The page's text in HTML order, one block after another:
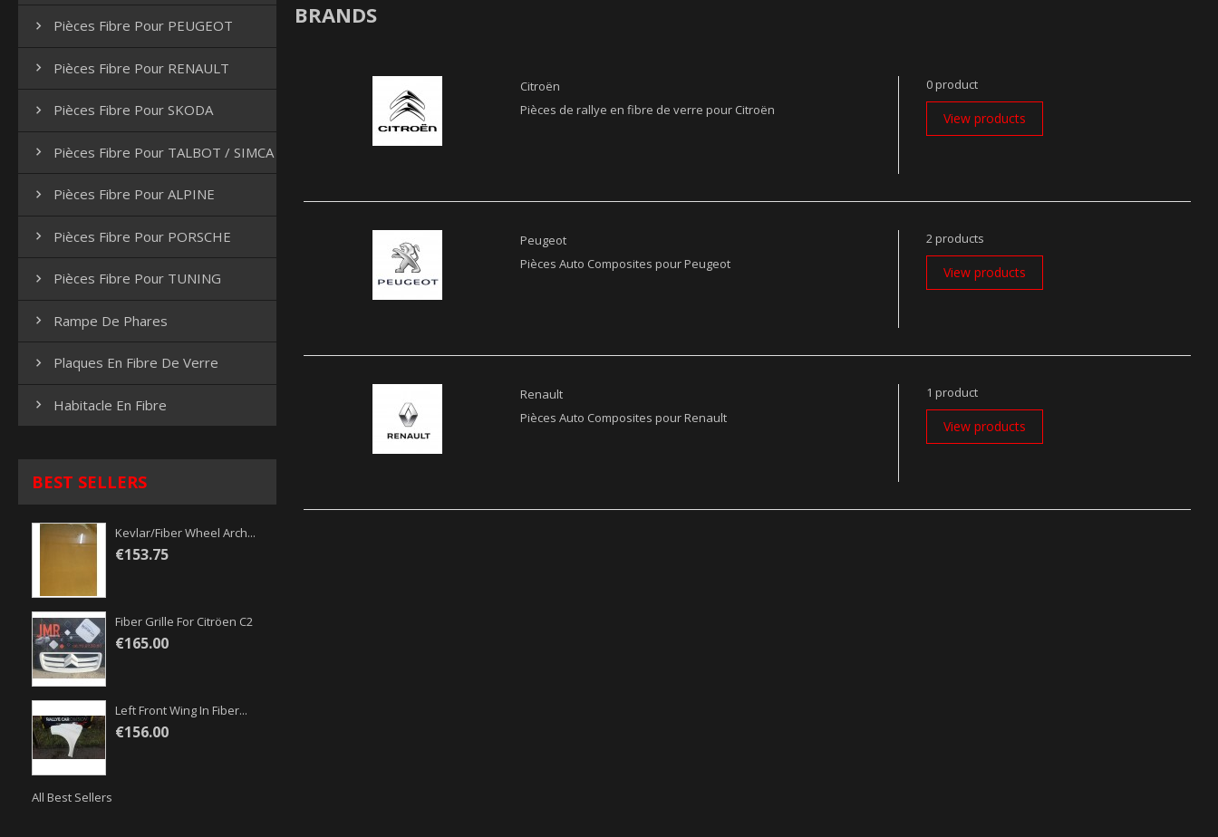
 Pièces Fibre Pour PEUGEOT
 Pièces Fibre Pour RENAULT
 Pièces Fibre Pour SKODA
 Pièces Fibre Pour TALBOT / SIMCA
 Pièces Fibre Pour ALPINE
 Pièces Fibre Pour PORSCHE
 Pièces Fibre Pour TUNING
 Rampe De Phares
 Plaques En Fibre De Verre
 Habitacle En Fibre
BEST SELLERS
Kevlar/fiber Wheel Arch...
€153.75
Fiber Grille For Citröen C2
€165.00
Left Front Wing In Fiber...
€156.00
All Best Sellers
BRANDS
Citroën
Pièces de rallye en fibre de verre pour Citroën
0 product
View products
Peugeot
Pièces Auto Composites pour Peugeot
2 products
View products
Renault
Pièces Auto Composites pour Renault
1 product
View products